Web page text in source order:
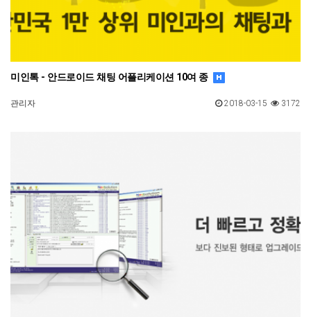
미인톡 - 안드로이드 채팅 어플리케이션 10여 종
관리자 3172
2018-03-15